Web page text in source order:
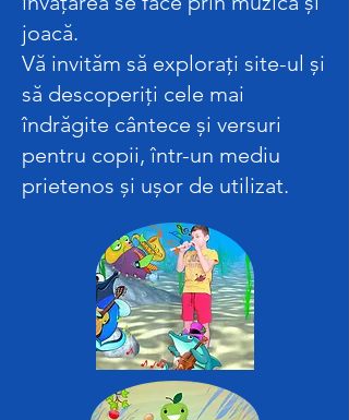
joacă.
Vă invităm să explorați site-ul și
să descoperiți cele mai
îndrăgite cântece și versuri
pentru copii, într-un mediu
prietenos și ușor de utilizat.